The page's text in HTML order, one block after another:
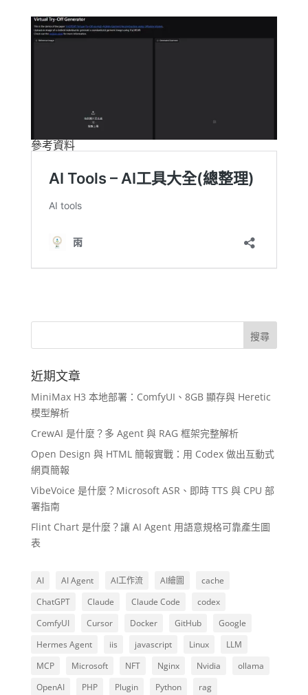
參考資料
近期文章
MiniMax H3 本地部署：ComfyUI、8GB 顯存與 Heretic
模型解析
CrewAI 是什麼？多 Agent 與 RAG 框架完整解析
Open Design 與 HTML 簡報實戰：用 Codex 做出互動式
網頁簡報
VibeVoice 是什麼？Microsoft ASR、即時 TTS 與 CPU 部
署指南
Flint Chart 是什麼？讓 AI Agent 用語意規格可靠產生圖
表
AI AI Agent AI工作流 AI繪圖
cache
ChatGPT
Claude Claude Code
codex
ComfyUI
Cursor Docker GitHub
Google
Hermes Agent
iis javascript Linux
LLM
MCP
Microsoft NFT Nginx Nvidia
ollama
OpenAI
PHP Plugin Python rag